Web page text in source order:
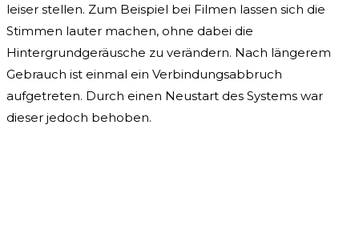
leiser stellen. Zum Beispiel bei Filmen lassen sich die
Stimmen lauter machen, ohne dabei die
Hintergrundgeräusche zu verändern. Nach längerem
Gebrauch ist einmal ein Verbindungsabbruch
aufgetreten. Durch einen Neustart des Systems war
dieser jedoch behoben.